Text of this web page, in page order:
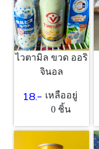
ไวตามิล ขวด ออริ
จินอล
18.- เหลืออยู่
0 ชิ้น